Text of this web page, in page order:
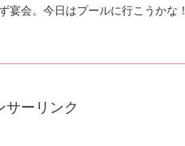
宴会。今日はプールに行こうかな！
サーリンク